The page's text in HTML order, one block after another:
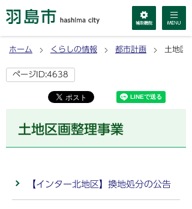
ホーム くらしの情報 都市計画 土地区
ページID:4638
土地区画整理事業
【インター北地区】換地処分の公告